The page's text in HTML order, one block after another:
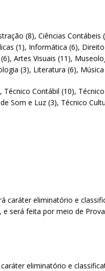
(8), Ciências Contábeis
(1), Informática (6),
Artes Visuais (11),
(3), Literatura (6),
Contábil (10),
Som e Luz (3), Técnico
caráter eliminatório e
será feita por meio de
eliminatório e